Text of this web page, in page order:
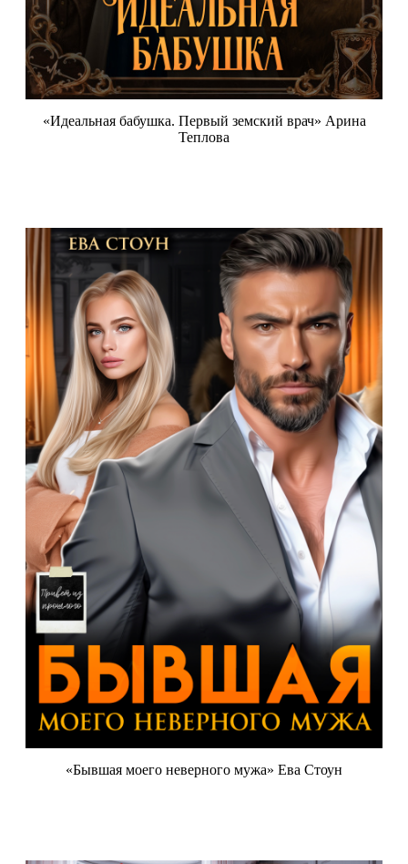
«Идеальная бабушка. Первый земский врач» Арина
Теплова
«Бывшая моего неверного мужа» Ева Стоун